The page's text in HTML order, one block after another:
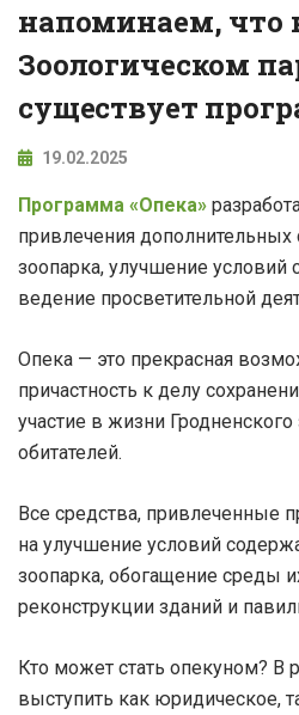
напоминаем, что
Зоологическом
существует
19.02.2025
Программа «Опека»
привлечения дополнительных
зоопарка, улучшение
ведение просветительной
Опека — это прекрасная
причастность к делу
участие в жизни Гродненского
обитателей.
Все средства, привлеченные
на улучшение условий
зоопарка, обогащение среды
реконструкции зданий и
Кто может стать опекуном? В
выступить как юридическое,